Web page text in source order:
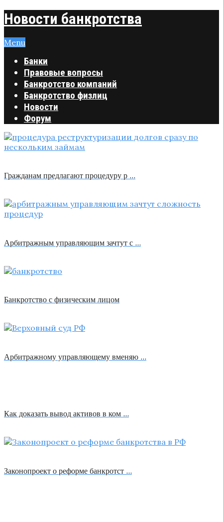
Новости банкротства
Menu
Банки
Правовые вопросы
Банкротство компаний
Банкротство физлиц
Новости
Форум
Гражданам предлагают процедуру р …
Арбитражным управляющим зачтут с …
Банкротство с физическим лицом
Арбитражному управляющему вменяю …
Как доказать вывод активов в ком …
Законопроект о реформе банкротст …